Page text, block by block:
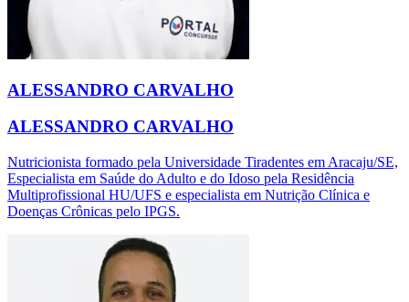
ALESSANDRO CARVALHO
ALESSANDRO CARVALHO
Nutricionista formado pela Universidade Tiradentes em Aracaju/SE,
Especialista em Saúde do Adulto e do Idoso pela Residência
Multiprofissional HU/UFS e especialista em Nutrição Clínica e
Doenças Crônicas pelo IPGS.